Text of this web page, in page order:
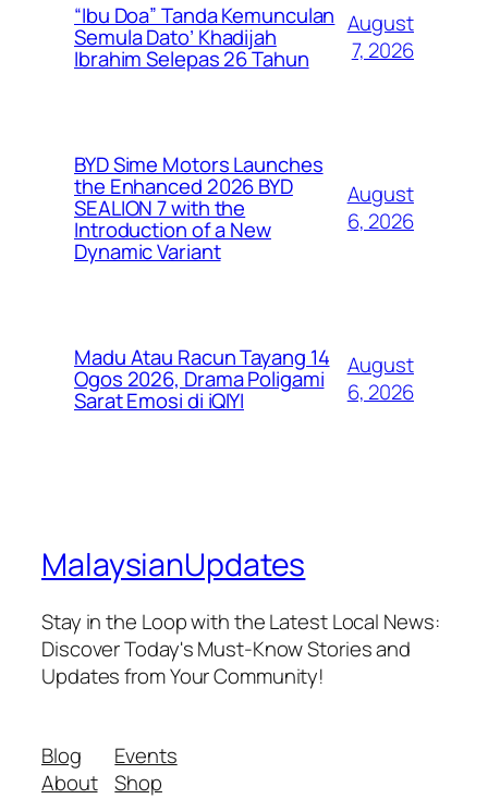
“Ibu Doa” Tanda Kemunculan
Semula Dato’ Khadijah
Ibrahim Selepas 26 Tahun
August
7, 2026
BYD Sime Motors Launches
the Enhanced 2026 BYD
SEALION 7 with the
Introduction of a New
Dynamic Variant
August
6, 2026
Madu Atau Racun Tayang 14
Ogos 2026, Drama Poligami
Sarat Emosi di iQIYI
August
6, 2026
MalaysianUpdates
Stay in the Loop with the Latest Local News:
Discover Today's Must-Know Stories and
Updates from Your Community!
Blog
About
Events
Shop